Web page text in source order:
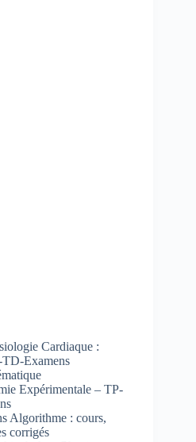
Cardiaque :
TD-Examens
Expérimentale – TP-
Algorithme : cours,
corrigés